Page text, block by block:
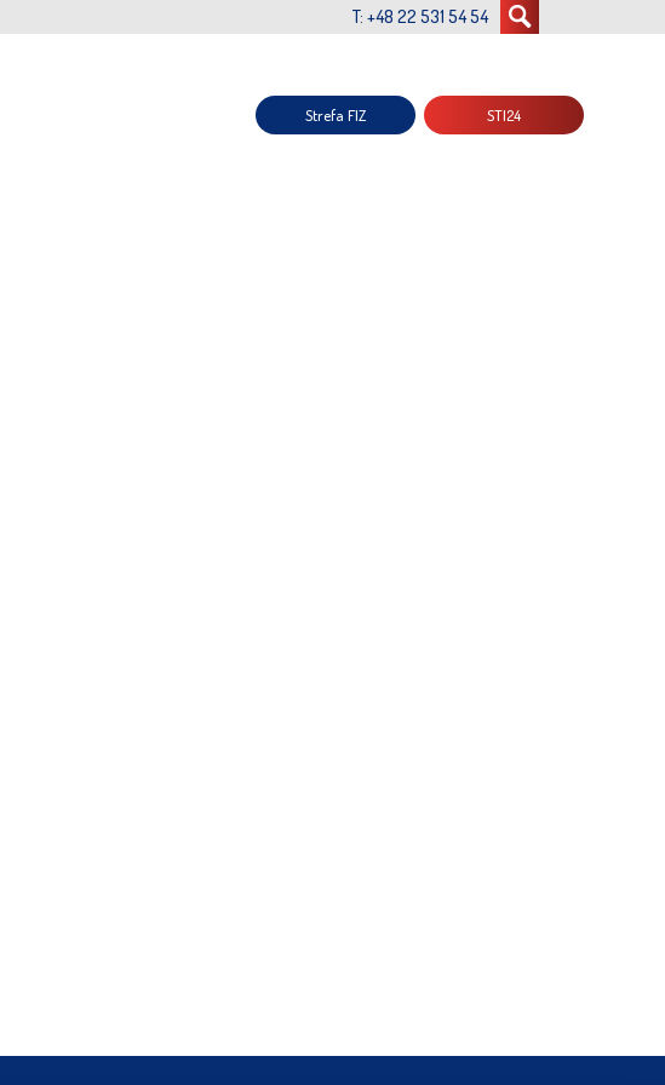
T: +48 22 531 54 54
Strefa FIZ STI24